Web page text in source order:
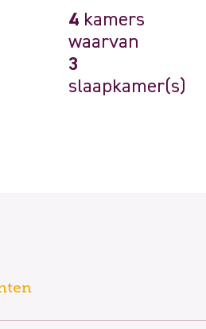
4 kamers
waarvan
3
slaapkamer(s)